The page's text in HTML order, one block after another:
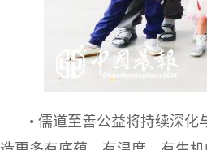
• 儒道至善公益将持续深